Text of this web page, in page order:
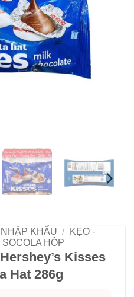
KHẨU /
KẸO -
HỘP
Kisses
Hat 286g